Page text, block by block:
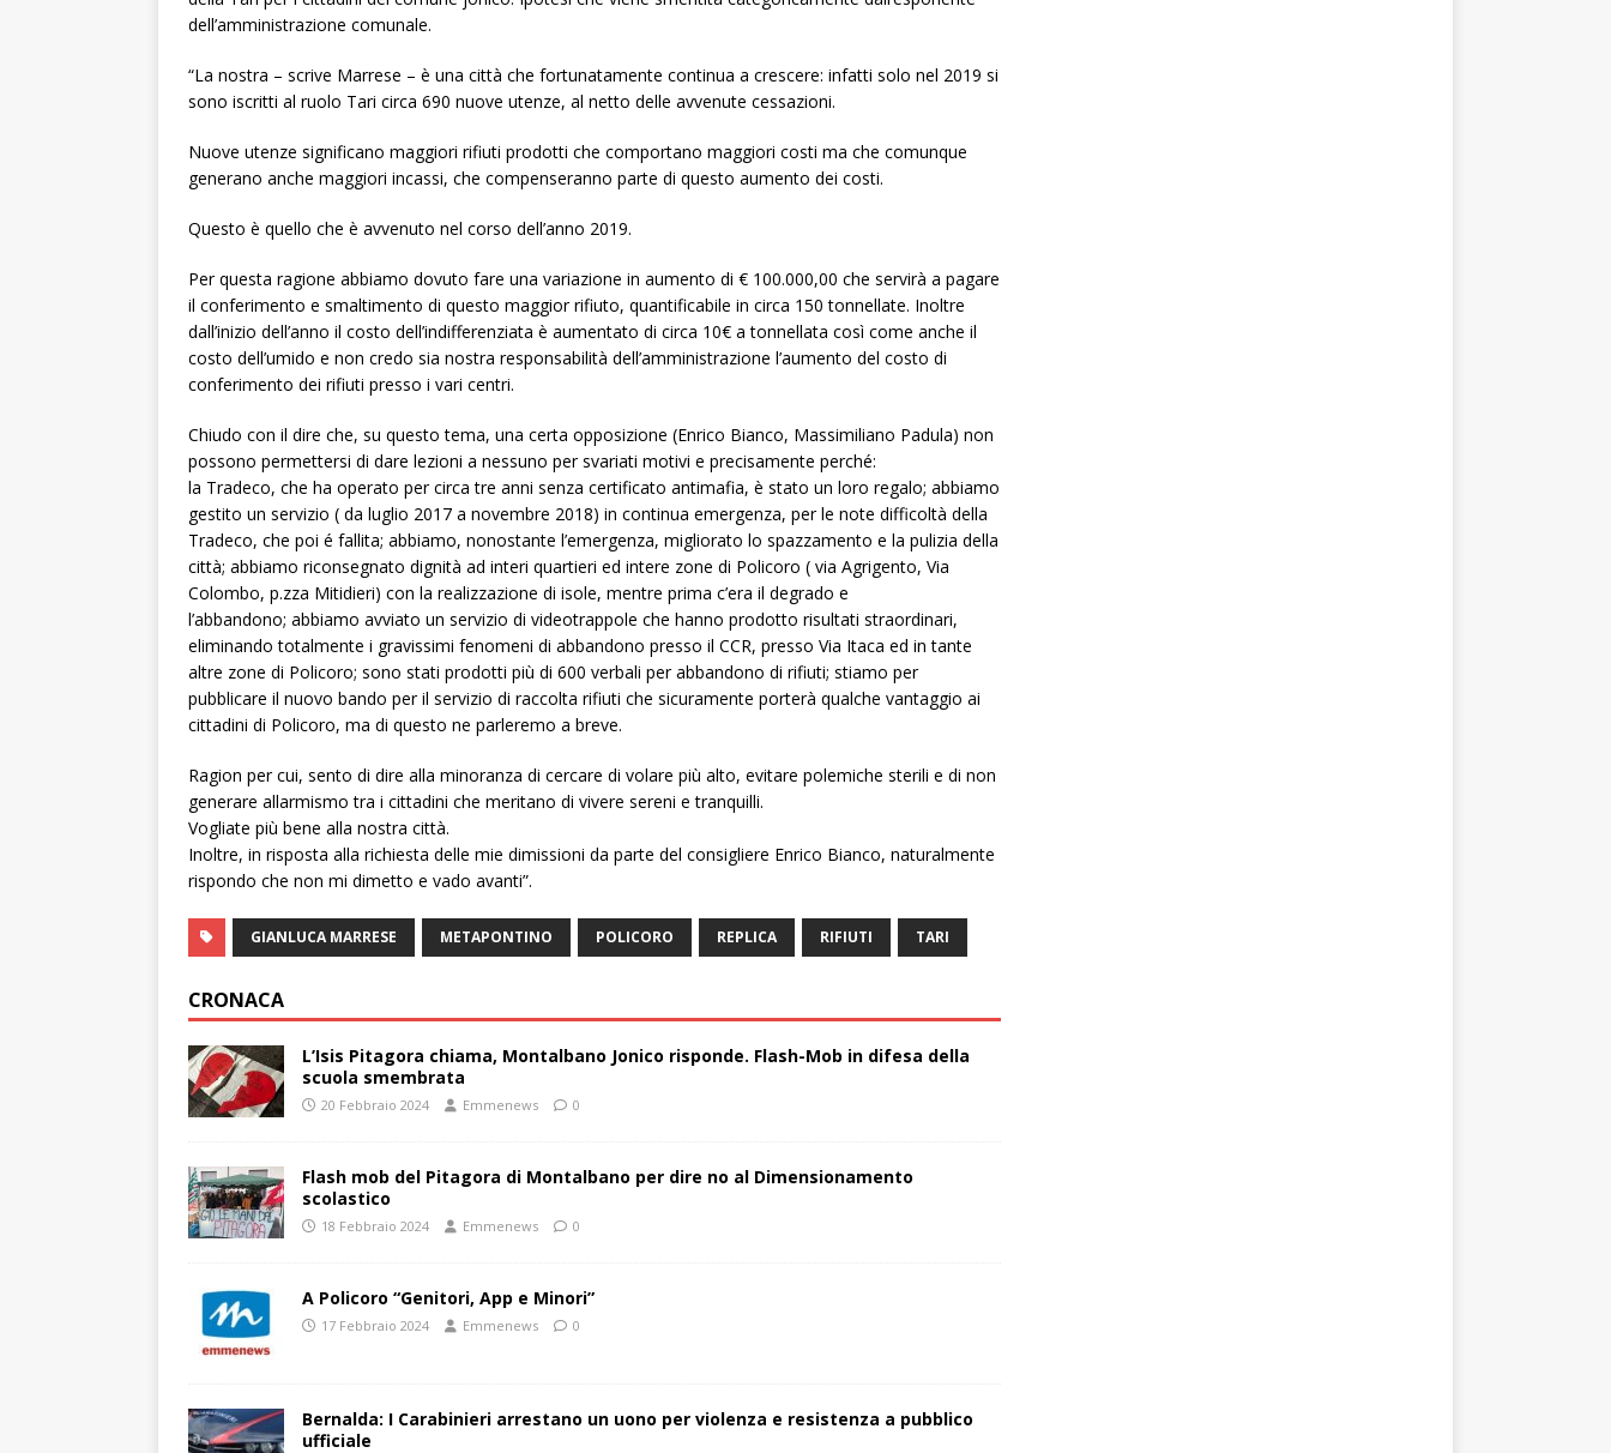
dell’amministrazione comunale.
“La nostra – scrive Marrese – è una città che fortunatamente continua a crescere: infatti solo nel 2019 si
sono iscritti al ruolo Tari circa 690 nuove utenze, al netto delle avvenute cessazioni.
Nuove utenze significano maggiori rifiuti prodotti che comportano maggiori costi ma che comunque
generano anche maggiori incassi, che compenseranno parte di questo aumento dei costi.
Questo è quello che è avvenuto nel corso dell’anno 2019.
Per questa ragione abbiamo dovuto fare una variazione in aumento di € 100.000,00 che servirà a pagare
il conferimento e smaltimento di questo maggior rifiuto, quantificabile in circa 150 tonnellate. Inoltre
dall’inizio dell’anno il costo dell’indifferenziata è aumentato di circa 10€ a tonnellata così come anche il
costo dell’umido e non credo sia nostra responsabilità dell’amministrazione l’aumento del costo di
conferimento dei rifiuti presso i vari centri.
Chiudo con il dire che, su questo tema, una certa opposizione (Enrico Bianco, Massimiliano Padula) non
possono permettersi di dare lezioni a nessuno per svariati motivi e precisamente perché:
la Tradeco, che ha operato per circa tre anni senza certificato antimafia, è stato un loro regalo; abbiamo
gestito un servizio ( da luglio 2017 a novembre 2018) in continua emergenza, per le note difficoltà della
Tradeco, che poi é fallita; abbiamo, nonostante l’emergenza, migliorato lo spazzamento e la pulizia della
città; abbiamo riconsegnato dignità ad interi quartieri ed intere zone di Policoro ( via Agrigento, Via
Colombo, p.zza Mitidieri) con la realizzazione di isole, mentre prima c’era il degrado e
l’abbandono; abbiamo avviato un servizio di videotrappole che hanno prodotto risultati straordinari,
eliminando totalmente i gravissimi fenomeni di abbandono presso il CCR, presso Via Itaca ed in tante
altre zone di Policoro; sono stati prodotti più di 600 verbali per abbandono di rifiuti; stiamo per
pubblicare il nuovo bando per il servizio di raccolta rifiuti che sicuramente porterà qualche vantaggio ai
cittadini di Policoro, ma di questo ne parleremo a breve.
Ragion per cui, sento di dire alla minoranza di cercare di volare più alto, evitare polemiche sterili e di non
generare allarmismo tra i cittadini che meritano di vivere sereni e tranquilli.
Vogliate più bene alla nostra città.
Inoltre, in risposta alla richiesta delle mie dimissioni da parte del consigliere Enrico Bianco, naturalmente
rispondo che non mi dimetto e vado avanti”.
GIANLUCA MARRESE METAPONTINO POLICORO REPLICA RIFIUTI TARI
CRONACA
L’Isis Pitagora chiama, Montalbano Jonico risponde. Flash-Mob in difesa della
scuola smembrata
20 Febbraio 2024 Emmenews 0
Flash mob del Pitagora di Montalbano per dire no al Dimensionamento
scolastico
18 Febbraio 2024 Emmenews 0
A Policoro “Genitori, App e Minori”
17 Febbraio 2024 Emmenews 0
Bernalda: I Carabinieri arrestano un uono per violenza e resistenza a pubblico
ufficiale